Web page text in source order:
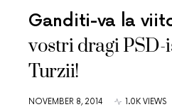
Ganditi-va la
vostri dragi
Turzii!
NOVEMBER 8, 2014 1.0K VIEWS